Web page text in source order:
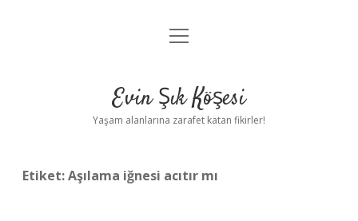
Anasayfa
Yasal Uyarı
menüyü
Evin Şık Köşesi
Yaşam alanlarına zarafet katan fikirler!
Etiket:Aşılama iğnesi acıtır mı